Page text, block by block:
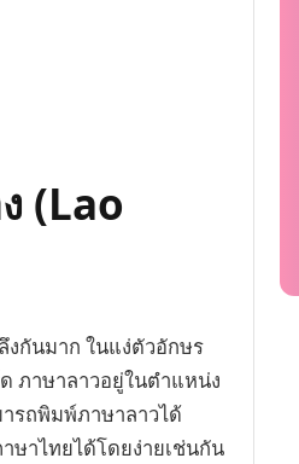
(Lao
กันมาก ในแง่ตัวอักษร
ภาษาลาวอยู่ในตำแหน่ง
รถพิมพ์ภาษาลาวได้
ษาไทยได้โดยง่ายเช่นกัน